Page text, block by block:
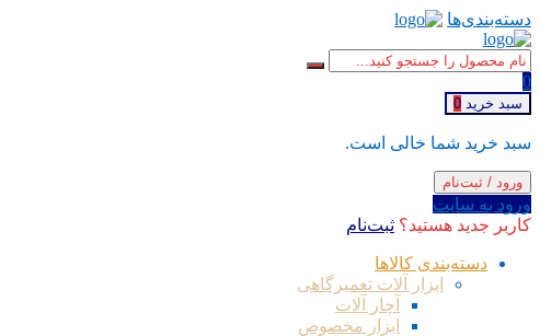
دسته‌بندی‌ها
0
سبد خرید 0
سبد خرید شما خالی است.
ورود / ثبت‌نام
ورود به سایت
کاربر جدید هستید؟ ثبت‌نام
دسته‌بندی کالاها
ابزار آلات تعمیرگاهی
آچار آلات
ابزار مخصوص